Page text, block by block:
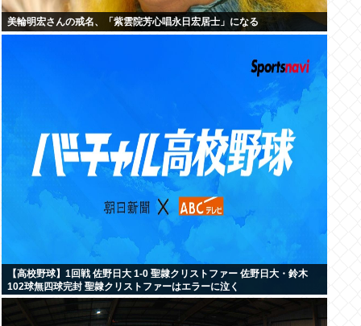
美輪明宏さんの戒名、「紫雲院芳心唱永日宏居士」になる
【高校野球】1回戦 佐野日大 1-0 聖隷クリストファー 佐野日大・鈴木
102球無四球完封 聖隷クリストファーはエラーに泣く